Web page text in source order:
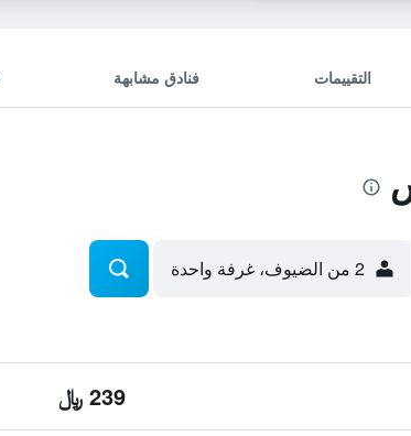
التقييمات فنادق مشابهة
2 من الضيوف، غرفة واحدة
239 ﷼